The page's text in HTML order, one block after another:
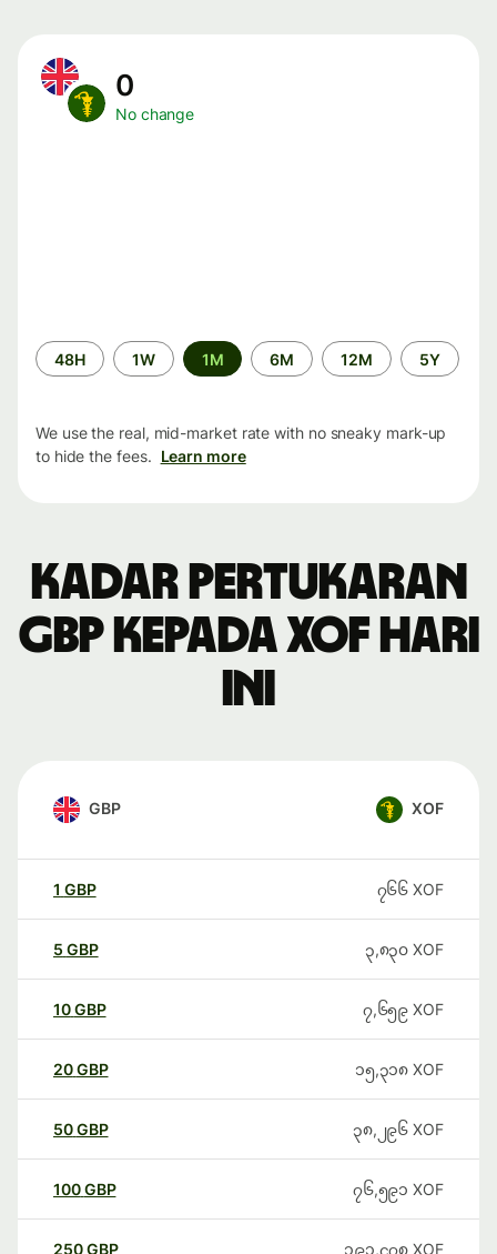
0
No change
Time
period
48H 1W 1M 6M 12M 5Y
We use the real, mid-market rate with no sneaky mark-up
to hide the fees. Learn more
Kadar pertukaran
GBP kepada XOF hari
ini
GBP XOF
1 GBP ၇၆၆ XOF
5 GBP ၃,၈၃၀ XOF
10GBP ၇,၆၅၉ XOF
20GBP ၁၅,၃၁၈ XOF
50GBP ၃၈,၂၉၆ XOF
100GBP ၇၆,၅၉၁ XOF
250GBP ၁၉၁,၄၇၈ XOF